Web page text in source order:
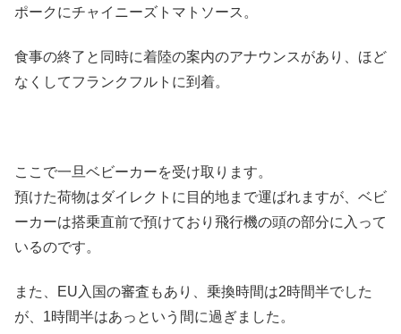
ポークにチャイニーズトマトソース。
食事の終了と同時に着陸の案内のアナウンスがあり、ほど
なくしてフランクフルトに到着。
ここで一旦ベビーカーを受け取ります。
預けた荷物はダイレクトに目的地まで運ばれますが、ベビ
ーカーは搭乗直前で預けており飛行機の頭の部分に入って
いるのです。
また、EU入国の審査もあり、乗換時間は2時間半でした
が、1時間半はあっという間に過ぎました。